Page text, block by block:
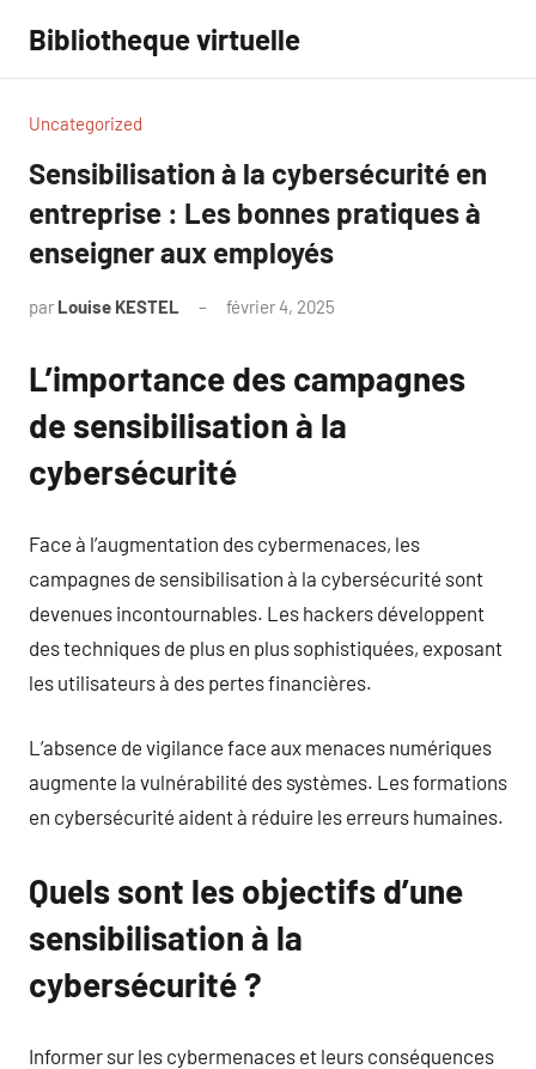
contenu
Bibliotheque virtuelle
Uncategorized
Sensibilisation à la cybersécurité en
entreprise : Les bonnes pratiques à
enseigner aux employés
par Louise KESTEL février 4, 2025
L’importance des campagnes
de sensibilisation à la
cybersécurité
Face à l’augmentation des cybermenaces, les
campagnes de sensibilisation à la cybersécurité sont
devenues incontournables. Les hackers développent
des techniques de plus en plus sophistiquées, exposant
les utilisateurs à des pertes financières.
L’absence de vigilance face aux menaces numériques
augmente la vulnérabilité des systèmes. Les formations
en cybersécurité aident à réduire les erreurs humaines.
Quels sont les objectifs d’une
sensibilisation à la
cybersécurité ?
Informer sur les cybermenaces et leurs conséquences